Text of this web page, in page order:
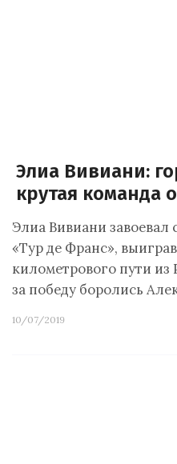
Элиа Вивиани:
крутая команда
Элиа Вивиани завоевал
«Тур де Франс»,
километрового пути
за победу боролись
10/07/2019